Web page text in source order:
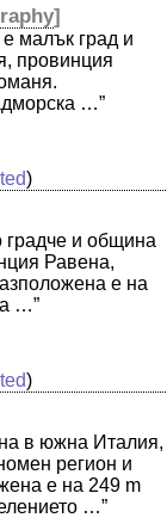
]
малък град и
провинция
…”
)
градче и община
Равена,
е на
…”
)
в южна Италия,
регион и
е на 249 m
…”